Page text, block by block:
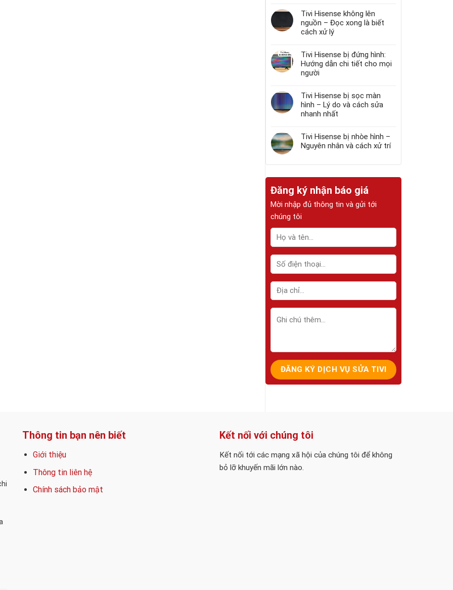
Tivi Hisense không lên
nguồn – Đọc xong là biết
cách xử lý
Tivi Hisense bị đứng hình:
Hướng dẫn chi tiết cho mọi
người
Tivi Hisense bị sọc màn
hình – Lý do và cách sửa
nhanh nhất
Tivi Hisense bị nhòe hình –
Nguyên nhân và cách xử trí
Đăng ký nhận báo giá
Mời nhập đủ thông tin và gửi tới
chúng tôi
Thông tin bạn nên biết
Giới thiệu
Thông tin liên hệ
Chính sách bảo mật
Kết nối với chúng tôi
Kết nối tới các mạng xã hội của chúng tôi để không
bỏ lỡ khuyến mãi lớn nào.